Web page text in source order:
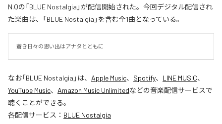
N.Qの「BLUE Nostalgia」が配信開始された。今回デジタル配信され
た楽曲は、「BLUE Nostalgia」を含む全1曲となっている。
蒼き日々の思い出はアナタとともに
なお「BLUE Nostalgia 」は、 Apple Music、 Spotify、 LINE MUSIC、
YouTube Music、 Amazon Music Unlimitedなどの音楽配信サービスで
聴くことができる。
各配信サービス： BLUE Nostalgia